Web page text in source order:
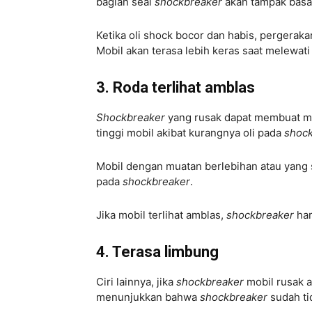
Ketika oli shock bocor dan habis,
Mobil akan terasa lebih keras saat
3. Roda terlihat amblas
Shockbreaker yang rusak dapat membuat
tinggi mobil akibat kurangnya oli pada
Mobil dengan muatan berlebihan atau
pada shockbreaker.
Jika mobil terlihat amblas, shockbreaker
4. Terasa limbung
Ciri lainnya, jika shockbreaker mobil rusak
menunjukkan bahwa shockbreaker sudah